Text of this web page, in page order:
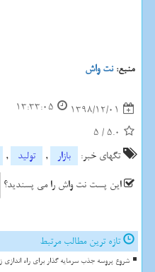
منبع:نت واش
1398/12/01
13:33:05
5.0
/
5
تگهای خبر:
بازار , تولید ,
این پست نت واش را می پسندید؟
تازه ترین مطالب مرتبط
شروع پروسه جذب سرمایه گذار برای راه اندازی زباله سوز ۳۰۰